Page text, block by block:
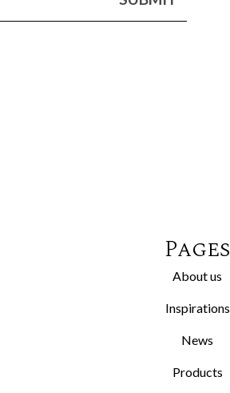
Pages
About us
Inspirations
News
Products